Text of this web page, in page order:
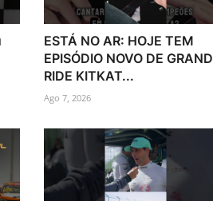
ESTÁ NO AR: HOJE TEM
EPISÓDIO NOVO DE GRAND
RIDE KITKAT...
Ago 7, 2026